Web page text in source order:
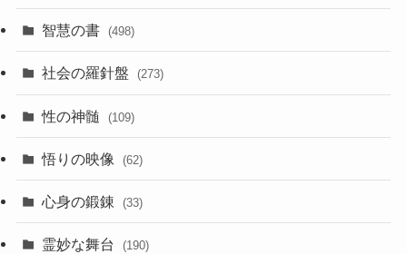
智慧の書 (498)
社会の羅針盤 (273)
性の神髄 (109)
悟りの映像 (62)
心身の鍛錬 (33)
霊妙な舞台 (190)